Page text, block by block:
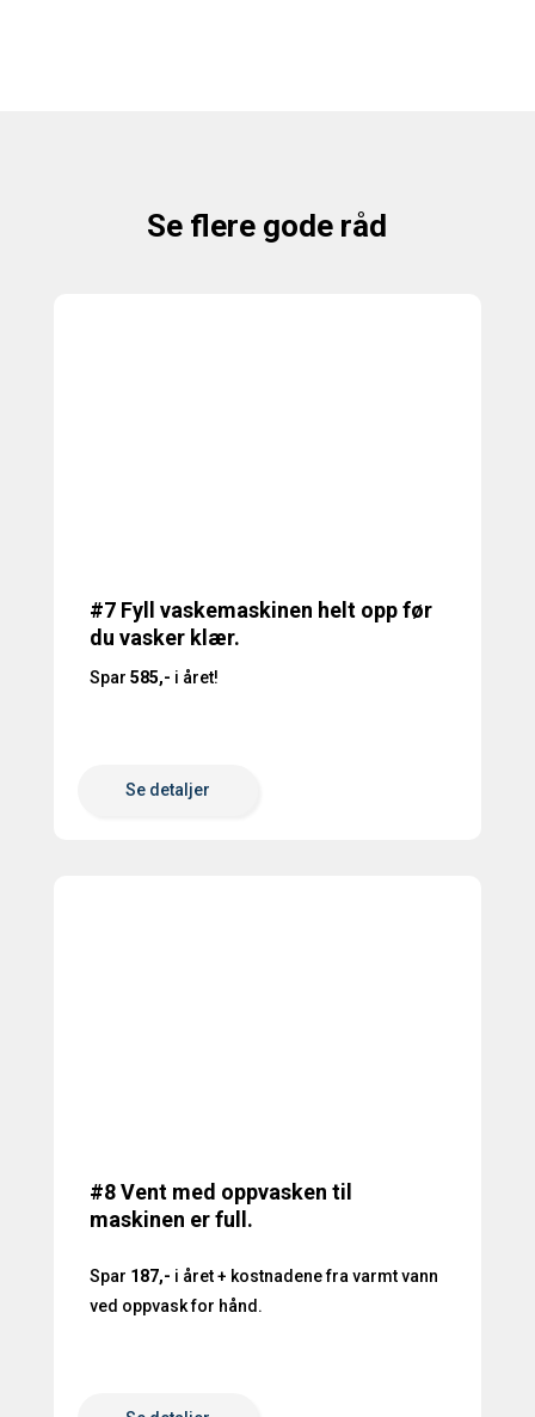
Se flere gode råd
#7 Fyll vaskemaskinen helt opp før
du vasker klær.
Spar 585,- i året!
Se detaljer
#8 Vent med oppvasken til
maskinen er full.
Spar 187,- i året + kostnadene fra varmt vann
ved oppvask for hånd.